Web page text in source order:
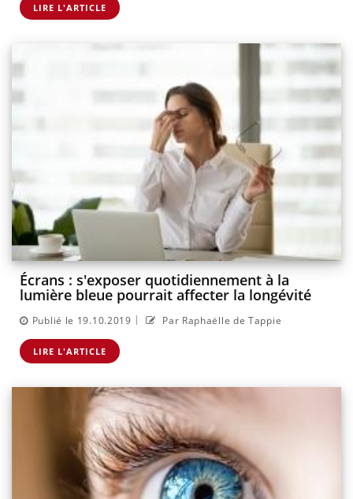
LIRE L'ARTICLE
Écrans : s'exposer quotidiennement à la
lumière bleue pourrait affecter la longévité
Publié le 19.10.2019 | Par Raphaëlle de Tappie
LIRE L'ARTICLE